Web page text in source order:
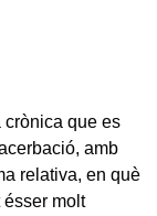
crònica que es
amb
relativa, en què
ésser molt